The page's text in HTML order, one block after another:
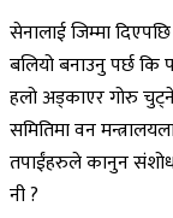
सेनालाई जिम्मा
बलियो बनाउनु पर्छ कि
हलो अड्काएर गोरु
समितिमा वन
तपाईंहरुले कानुन
नी ?